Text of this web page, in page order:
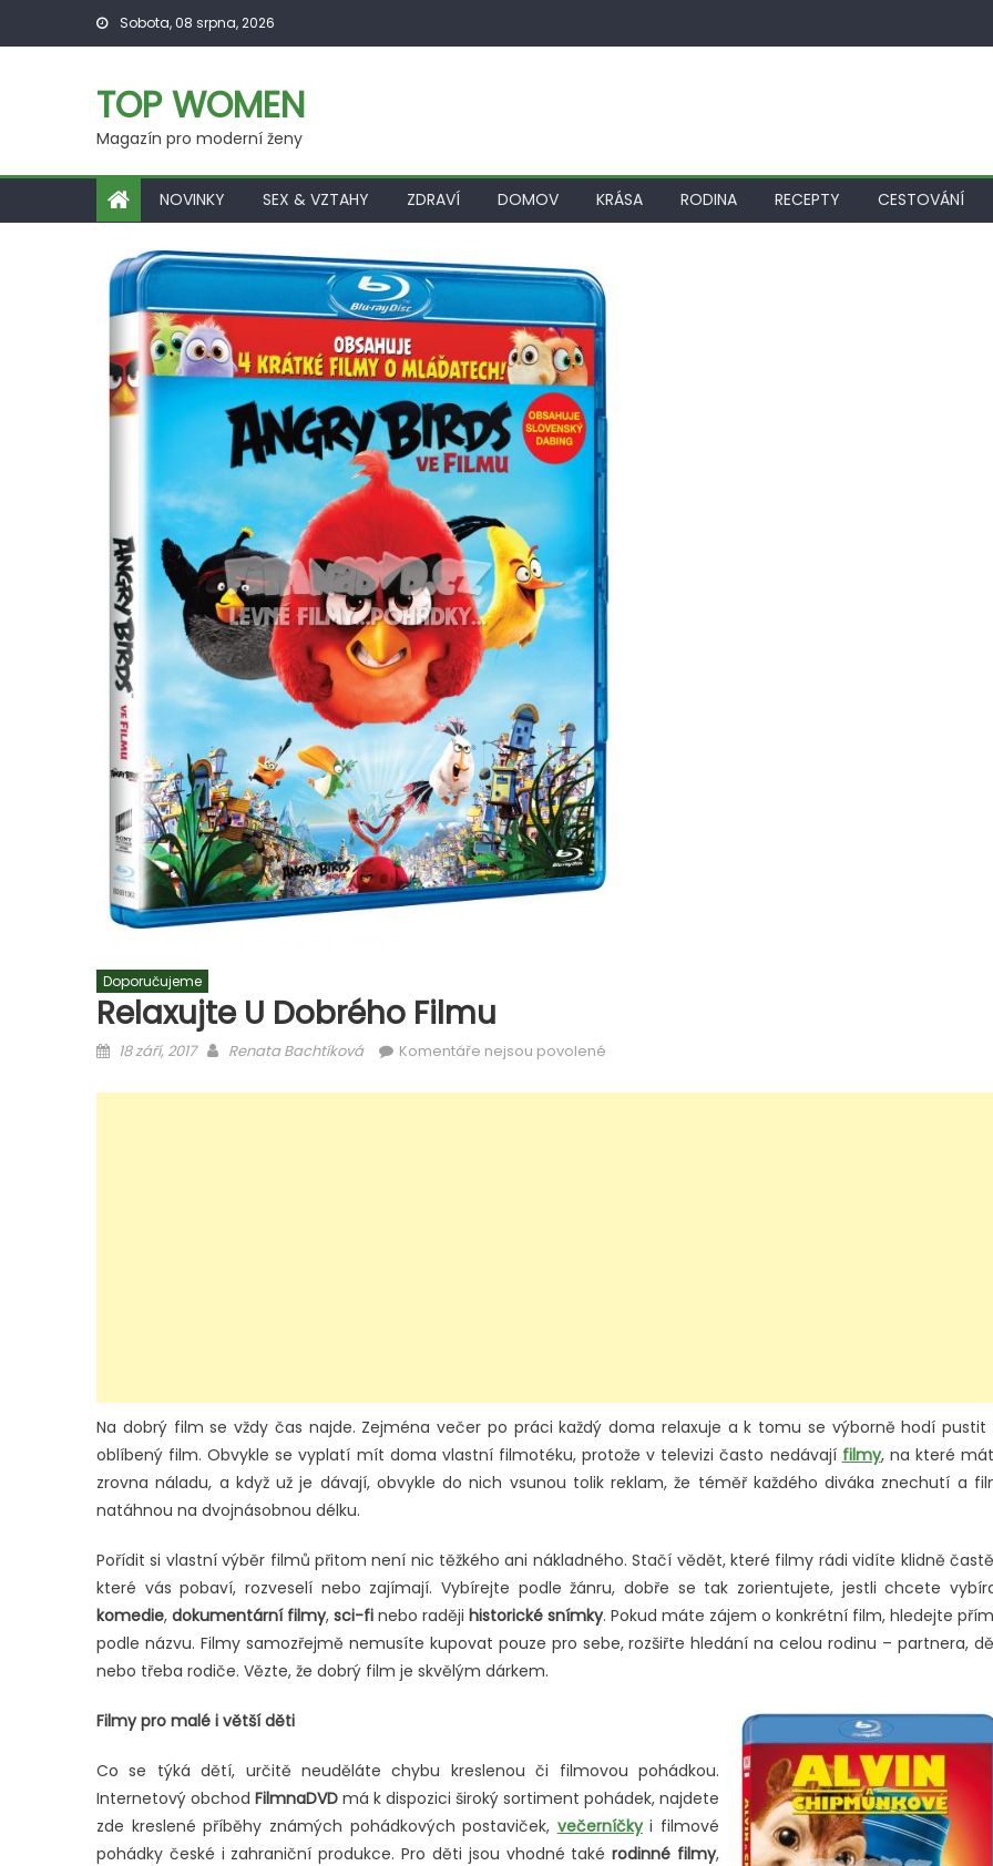
Sobota, 08 srpna, 2026
TOP WOMEN
Magazín pro moderní ženy
NOVINKY SEX & VZTAHY ZDRAVÍ DOMOV KRÁSA RODINA RECEPTY CESTOVÁNÍ
Doporučujeme
Relaxujte U Dobrého Filmu
Posted
18 září, 2017 Author
Renata Bachtíková Komentáře nejsou povolené
s
Na dobrý film se vždy čas najde. Zejména večer po práci každý doma relaxuje a k tomu se výborně hodí pustit
oblíbený film. Obvykle se vyplatí mít doma vlastní filmotéku, protože v televizi často nedávají filmy, na které
zrovna náladu, a když už je dávají, obvykle do nich vsunou tolik reklam, že téměř každého diváka znechutí a
natáhnou na dvojnásobnou délku.
Pořídit si vlastní výběr filmů přitom není nic těžkého ani nákladného. Stačí vědět, které filmy rádi vidíte klidně
které vás pobaví, rozveselí nebo zajímají. Vybírejte podle žánru, dobře se tak zorientujete, jestli chcete
komedie, dokumentární filmy, sci-fi nebo raději historické snímky. Pokud máte zájem o konkrétní film, hledejte
podle názvu. Filmy samozřejmě nemusíte kupovat pouze pro sebe, rozšiřte hledání na celou rodinu – partnera,
nebo třeba rodiče. Vězte, že dobrý film je skvělým dárkem.
Filmy pro malé i větší děti
Co se týká dětí, určitě neuděláte chybu kreslenou či filmovou pohádkou.
Internetový obchod FilmnaDVD má k dispozici široký sortiment pohádek, najdete
zde kreslené příběhy známých pohádkových postaviček, večerníčkyi filmové
pohádky české i zahraniční produkce. Pro děti jsou vhodné takérodinné filmy,